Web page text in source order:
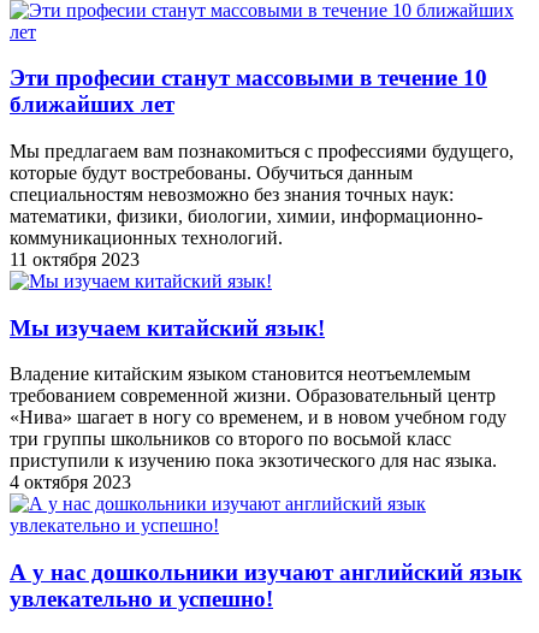
Эти професии станут массовыми в течение 10
ближайших лет
Мы предлагаем вам познакомиться с профессиями будущего,
которые будут востребованы. Обучиться данным
специальностям невозможно без знания точных наук:
математики, физики, биологии, химии, информационно-
коммуникационных технологий.
11 октября 2023
Мы изучаем китайский язык!
Владение китайским языком становится неотъемлемым
требованием современной жизни. Образовательный центр
«Нива» шагает в ногу со временем, и в новом учебном году
три группы школьников со второго по восьмой класс
приступили к изучению пока экзотического для нас языка.
4 октября 2023
А у нас дошкольники изучают английский язык
увлекательно и успешно!